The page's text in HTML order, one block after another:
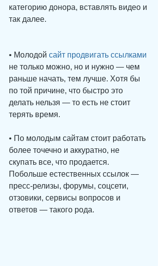
категорию донора, вставлять видео и
так далее.
• Молодой сайт продвигать ссылками
не только можно, но и нужно — чем
раньше начать, тем лучше. Хотя бы
по той причине, что быстро это
делать нельзя — то есть не стоит
терять время.
• По молодым сайтам стоит работать
более точечно и аккуратно, не
скупать все, что продается.
Побольше естественных ссылок —
пресс-релизы, форумы, соцсети,
отзовики, сервисы вопросов и
ответов — такого рода.